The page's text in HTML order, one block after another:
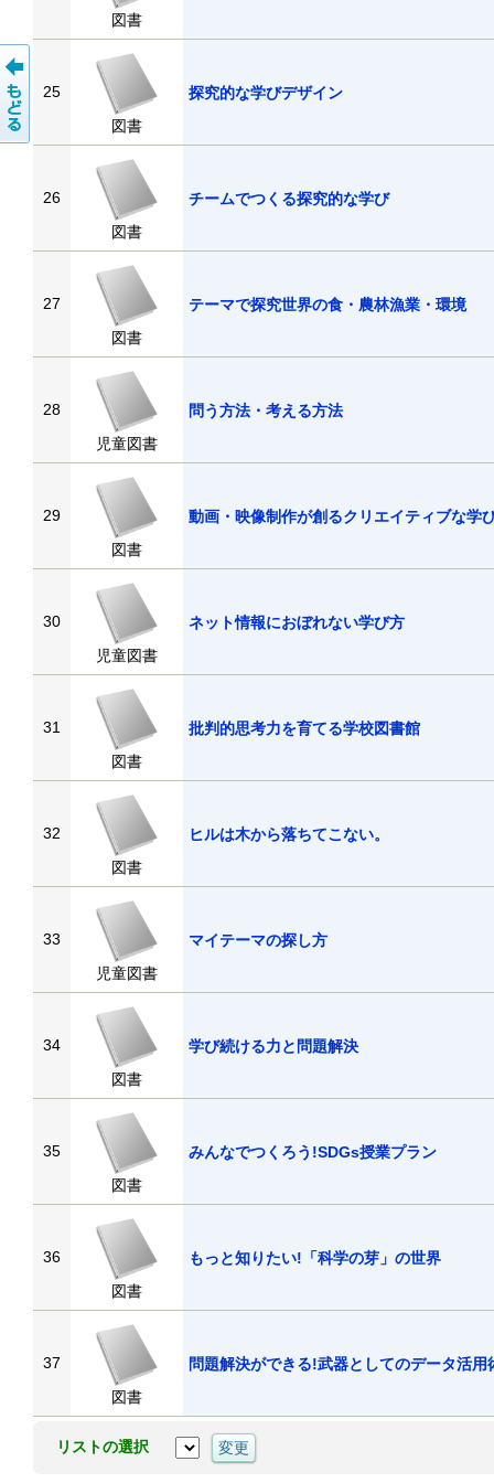
図書
25
図書
探究的な学びデザイン
26
図書
チームでつくる探究的な学び
27
図書
テーマで探究世界の食・農林漁業・環境
28
児童図書
問う方法・考える方法
29
図書
動画・映像制作が創るクリエイティブな学
30
児童図書
ネット情報におぼれない学び方
31
図書
批判的思考力を育てる学校図書館
32
図書
ヒルは木から落ちてこない。
33
児童図書
マイテーマの探し方
34
図書
学び続ける力と問題解決
35
図書
みんなでつくろう!SDGs授業プラン
36
図書
もっと知りたい!「科学の芽」の世界
37
図書
問題解決ができる!武器としてのデータ活用
リストの選択